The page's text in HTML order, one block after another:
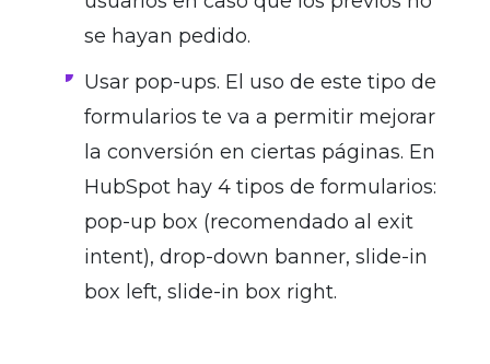
se hayan pedido.
Usar pop-ups. El uso de este tipo de
formularios te va a permitir mejorar
la conversión en ciertas páginas. En
HubSpot hay 4 tipos de formularios:
pop-up box (recomendado al exit
intent), drop-down banner, slide-in
box left, slide-in box right.